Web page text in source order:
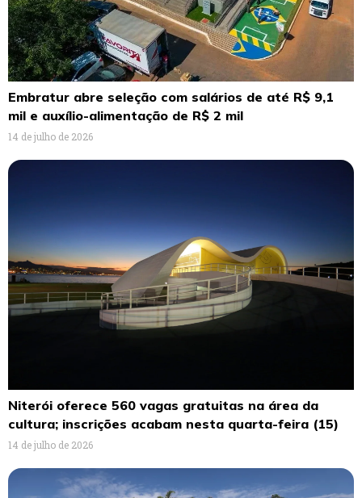
Embratur abre seleção com salários de até R$ 9,1
mil e auxílio-alimentação de R$ 2 mil
14 de julho de 2026
Niterói oferece 560 vagas gratuitas na área da
cultura; inscrições acabam nesta quarta-feira (15)
14 de julho de 2026